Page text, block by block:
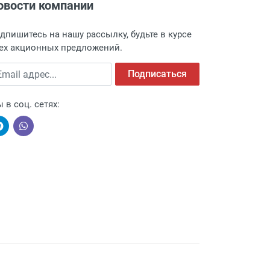
компании
на нашу рассылку, будьте в курсе
акционных предложений.
адрес Подписаться
соц. сетях: